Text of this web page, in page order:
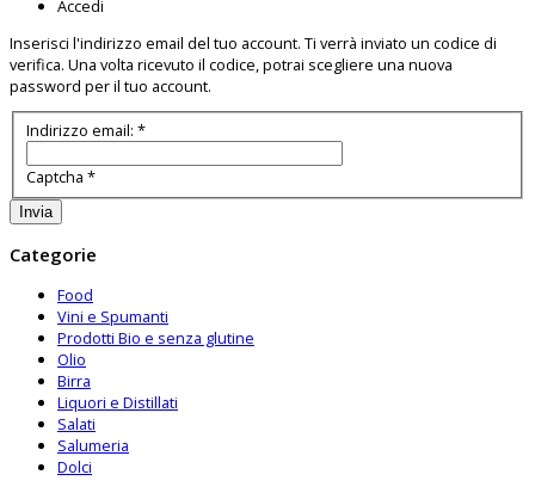
Accedi
Inserisci l'indirizzo email del tuo account. Ti verrà inviato un codice di
verifica. Una volta ricevuto il codice, potrai scegliere una nuova
password per il tuo account.
Indirizzo email: *
Captcha *
Invia
Categorie
Food
Vini e Spumanti
Prodotti Bio e senza glutine
Olio
Birra
Liquori e Distillati
Salati
Salumeria
Dolci